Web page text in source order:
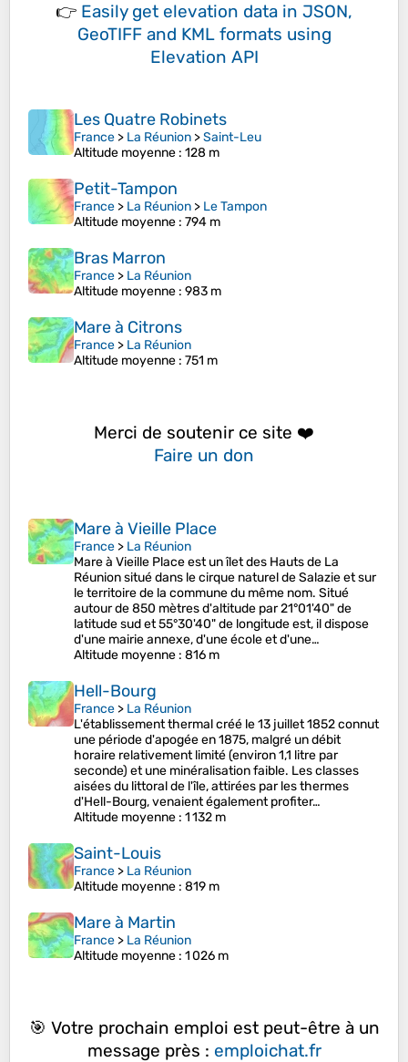
👉 Easily get elevation data in JSON,
GeoTIFF and KML formats using
Elevation API
Les Quatre Robinets
France > La Réunion >Saint-Leu
Altitude moyenne : 128 m
Petit-Tampon
France > La Réunion > Le Tampon
Altitude moyenne : 794 m
Bras Marron
France > La Réunion
Altitude moyenne : 983 m
Mare à Citrons
France > La Réunion
Altitude moyenne : 751 m
Merci de soutenir ce site ❤️
Faire un don
Mare à Vieille Place
France > La Réunion
Mare à Vieille Place est un îlet des Hauts de La
Réunion situé dans le cirque naturel de Salazie et sur
le territoire de la commune du même nom. Situé
autour de 850 mètres d'altitude par 21°01'40" de
latitude sud et 55°30'40" de longitude est, il dispose
d'une mairie annexe, d'une école et d'une…
Altitude moyenne : 816 m
Hell-Bourg
France > La Réunion
L'établissement thermal créé le 13 juillet 1852 connut
une période d'apogée en 1875, malgré un débit
horaire relativement limité (environ 1,1 litre par
seconde) et une minéralisation faible. Les classes
aisées du littoral de l'île, attirées par les thermes
d'Hell-Bourg, venaient également profiter…
Altitude moyenne : 1 132 m
Saint-Louis
France > La Réunion
Altitude moyenne : 819 m
Mare à Martin
France > La Réunion
Altitude moyenne : 1 026 m
🎯 Votre prochain emploi est peut-être à un
message près : emploichat.fr